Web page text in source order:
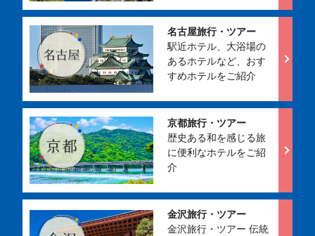
名古屋旅行・ツアー
駅近ホテル、大浴場の
あるホテルなど、おす
すめホテルをご紹介
京都旅行・ツアー
歴史ある和を感じる旅
に便利なホテルをご紹
介
金沢旅行・ツアー
金沢旅行・ツアー 伝統